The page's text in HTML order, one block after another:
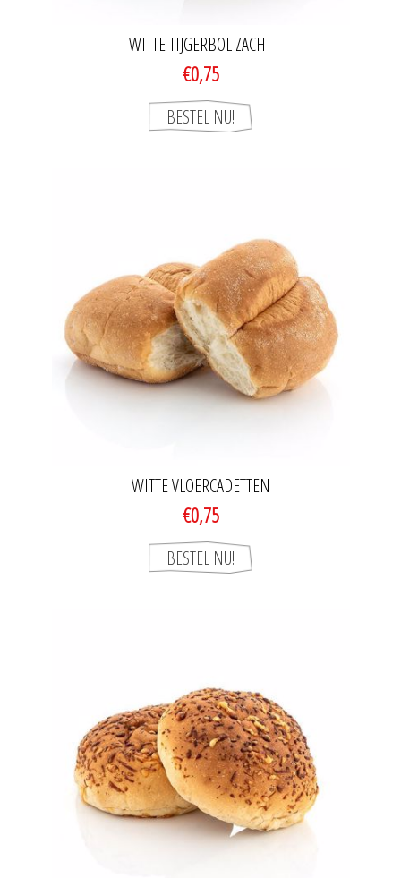
WITTE TIJGERBOL ZACHT
€0,75
WITTE VLOERCADETTEN
€0,75